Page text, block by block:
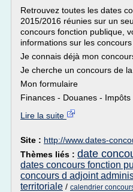
Retrouvez toutes les dates
2015/2016 réunies sur un
concours fonction publique,
informations sur les
Je connais déjà mon
Je cherche un concours de
Mon formulaire
Finances - Douanes - Impôts
Lire la suite
Site : http://www.dates-
Thèmes liés : date
dates concours fonction
concours d adjoint
territoriale / calendrier